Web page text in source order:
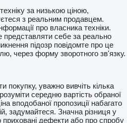
за низькою ціною,
з реальним продавцем.
про власника техніки.
представляти себе за реально
підозр повідомте про це
через форму зворотного зв'язку.
покупку, уважно вивчіть кілька
середню вартість обраної
вподобаної пропозиції набагато
задумайтеся. Значна різниця у
приховані дефекти або про спробу